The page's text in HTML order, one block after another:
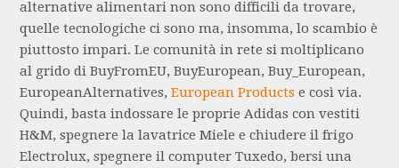
alternative alimentari non sono difficili da trovare,
quelle tecnologiche ci sono ma, insomma, lo scambio è
piuttosto impari. Le comunità in rete si moltiplicano
al grido di BuyFromEU, BuyEuropean, Buy_European,
EuropeanAlternatives,European Products e così via.
Quindi, basta indossare le proprie Adidas con vestiti
H&M, spegnere la lavatrice Miele e chiudere il frigo
Electrolux, spegnere il computer Tuxedo, bersi una